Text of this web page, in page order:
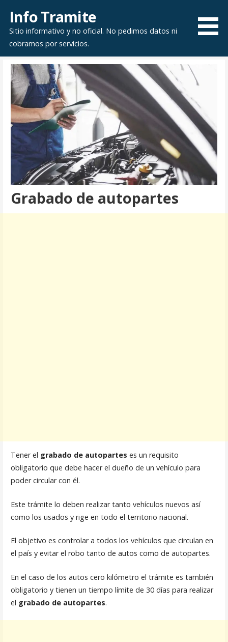
contenido
Info Tramite
Sitio informativo y no oficial. No pedimos datos ni
cobramos por servicios.
Grabado de autopartes
Tener el grabado de autopartes es un requisito
obligatorio que debe hacer el dueño de un vehículo para
poder circular con él.
Este trámite lo deben realizar tanto vehículos nuevos así
como los usados y rige en todo el territorio nacional.
El objetivo es controlar a todos los vehículos que circulan en
el país y evitar el robo tanto de autos como de autopartes.
En el caso de los autos cero kilómetro el trámite es también
obligatorio y tienen un tiempo límite de 30 días para realizar
el grabado de autopartes.